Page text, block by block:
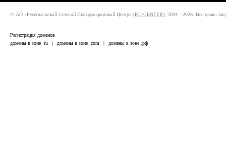
© АО «Региональный Сетевой Информационный Центр» (RU-CENTER), 2004—2026. Все права
Регистрация доменов
домены в зоне .ru
| домены в зоне .com | домены в зоне .рф